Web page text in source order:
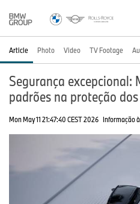
Article Photo Video TV Footage
Segurança excepcional:
padrões na proteção
Mon May 11 21:47:40 CEST 2026 Informação